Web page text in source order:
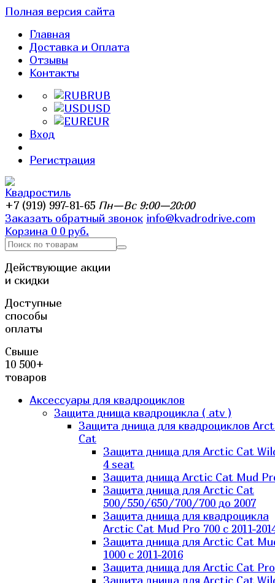
Полная версия сайта
Главная
Доставка и Оплата
Отзывы
Контакты
RUB
USD
EUR
Вход
Регистрация
+7 (919) 997-81-65 Пн—Вс 9:00—20:00
Заказать обратный звонок info@kvadrodrive.com
Корзина 0 0 руб.
Действующие акции
и скидки
Доступные
способы
оплаты
Свыше
10 500+
товаров
Аксессуары для квадроциклов
Защита днища квадроцикла ( atv )
Защита днища для квадроциклов
Cat
Защита днища для Arctic Cat
4 seat
Защита днища Arctic Cat Mud
Защита днища для Arctic Cat
500/550/650/700/700 до 2007
Защита днища для квадроцикла
Arctic Cat Mud Pro 700 с 2011-
Защита днища для Arctic Cat
1000 c 2011-2016
Защита днища для Arctic Cat
Защита днища для Arctic Cat